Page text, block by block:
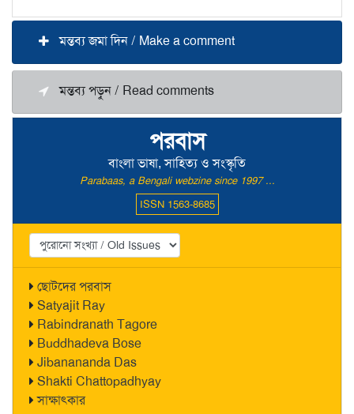
পরবাস
বাংলা ভাষা, সাহিত্য ও সংস্কৃতি
Parabaas, a Bengali webzine since 1997 ...
ISSN 1563-8685
ছোটদের পরবাস
Satyajit Ray
Rabindranath Tagore
Buddhadeva Bose
Jibanananda Das
Shakti Chattopadhyay
সাক্ষাৎকার
মন্তব্য জমা দিন / Make a comment
মন্তব্য পড়ুন / Read comments